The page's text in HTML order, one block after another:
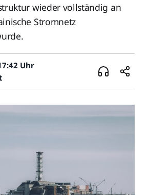
wieder vollständig an
Stromnetz
Uhr